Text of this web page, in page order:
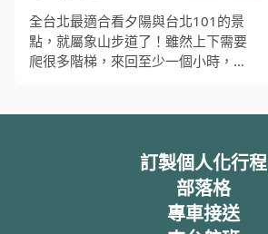
全台北最適合看夕陽與台北101的景
點，就屬象山步道了！雖然上下需要
爬很多階梯，來回至少一個小時，但
2010年時這裡還是個秘密景點，但現
在已經變成眾所皆知的旅遊步道，來
這裡可以看到超過四分之一都是外國
觀光客。由於許多業餘攝影師喜歡到
訂製個人化行程
部落格
專車接送